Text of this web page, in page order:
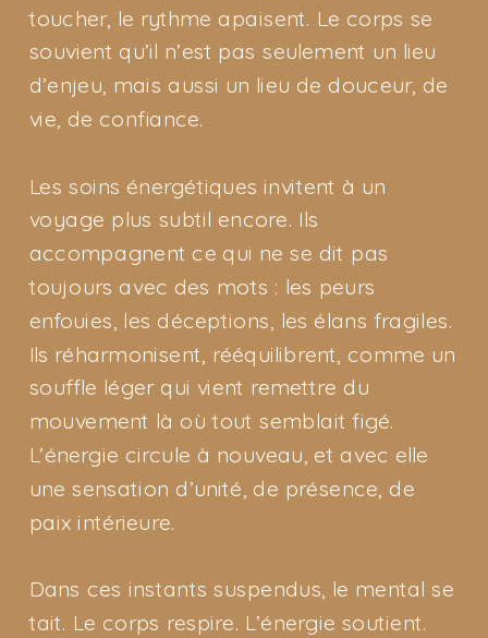
toucher, le rythme apaisent. Le corps se
souvient qu’il n’est pas seulement un lieu
d’enjeu, mais aussi un lieu de douceur, de
vie, de confiance.
Les soins énergétiques invitent à un
voyage plus subtil encore. Ils
accompagnent ce qui ne se dit pas
toujours avec des mots : les peurs
enfouies, les déceptions, les élans fragiles.
Ils réharmonisent, rééquilibrent, comme un
souffle léger qui vient remettre du
mouvement là où tout semblait figé.
L’énergie circule à nouveau, et avec elle
une sensation d’unité, de présence, de
paix intérieure.
Dans ces instants suspendus, le mental se
tait. Le corps respire. L’énergie soutient.